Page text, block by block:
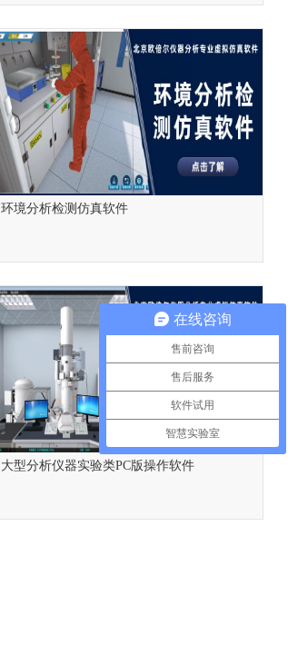
环境分析检测仿真软件
大型分析仪器实验类PC版操作软件
在线咨询
售前咨询
售后服务
软件试用
智慧实验室